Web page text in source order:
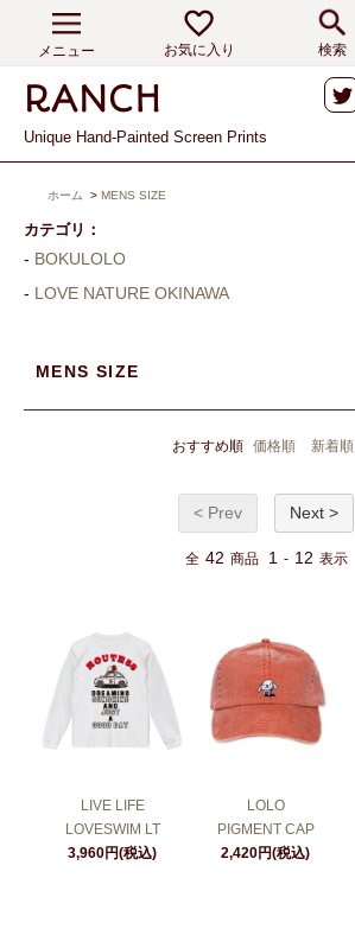
メニュー お気に入り 検索
Unique Hand-Painted Screen Prints
ホーム > MENS SIZE
カテゴリ：
BOKULOLO
LOVE NATURE OKINAWA
MENS SIZE
おすすめ順 価格順 新着順
< Prev Next >
全 42 商品 1 - 12 表示
LIVE LIFE
LOVESWIM LT
3,960円(税込)
LOLO
PIGMENT CAP
2,420円(税込)